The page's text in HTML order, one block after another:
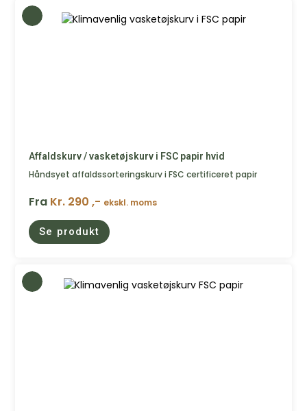
Affaldskurv / vasketøjskurv i FSC papir hvid
Håndsyet affaldssorteringskurv i FSC certificeret papir
Fra Kr. 290 ,- ekskl. moms
Se produkt